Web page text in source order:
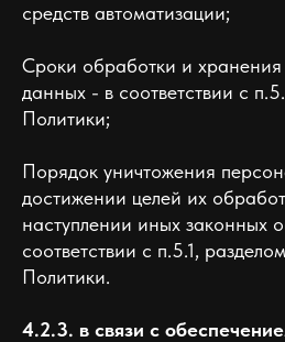
средств автоматизации;
Сроки обработки и
данных - в соответствии с
Политики;
Порядок уничтожения
достижении целей их
наступлении иных законных
соответствии с п.5.1,
Политики.
4.2.3. в связи с